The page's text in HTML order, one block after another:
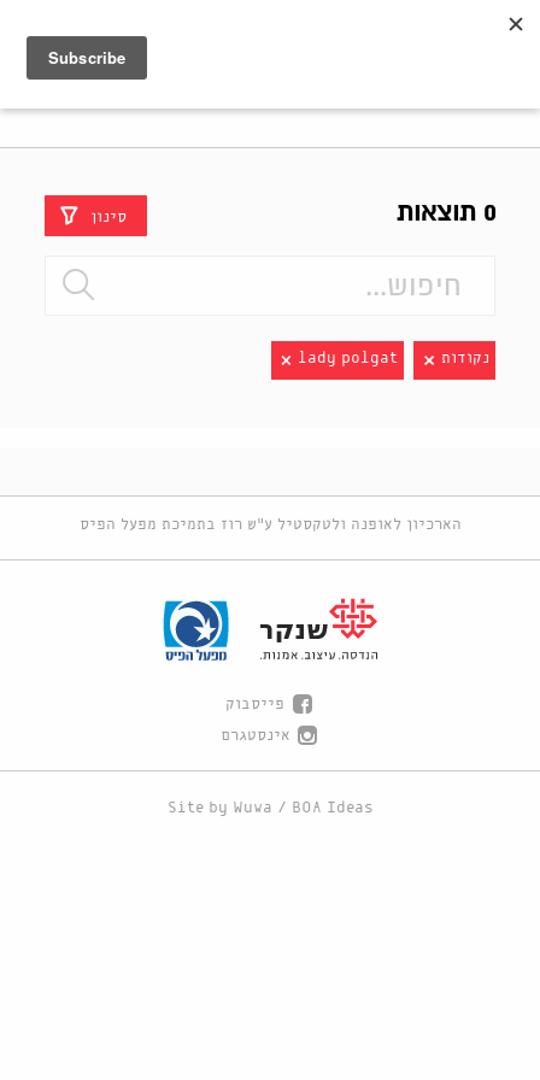
0 תוצאות סינון
נקודות lady polgat
הארכיון לאופנה ולטקסטיל ע"ש רוז בתמיכת מפעל הפיס
פייסבוק
אינסטגרם
Site by Wuwa / BOA Ideas